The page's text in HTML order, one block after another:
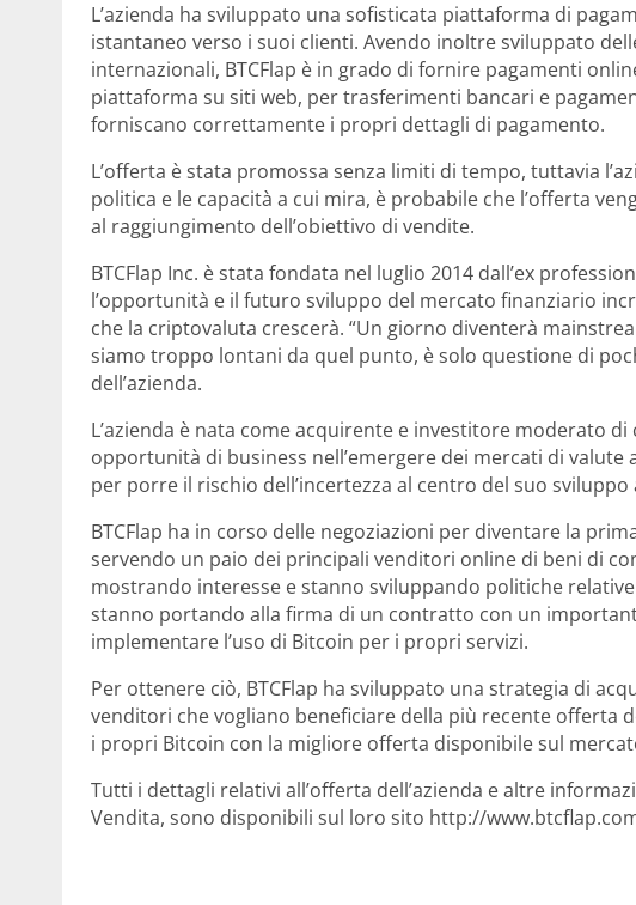
L’azienda ha sviluppato una sofisticata piattaforma di
istantaneo verso i suoi clienti. Avendo inoltre sviluppato
internazionali, BTCFlap è in grado di fornire pagamenti
piattaforma su siti web, per trasferimenti bancari e
forniscano correttamente i propri dettagli di pagamento.
L’offerta è stata promossa senza limiti di tempo, tuttavia
politica e le capacità a cui mira, è probabile che l’offerta
al raggiungimento dell’obiettivo di vendite.
BTCFlap Inc. è stata fondata nel luglio 2014 dall’ex
l’opportunità e il futuro sviluppo del mercato finanziario
che la criptovaluta crescerà. “Un giorno diventerà
siamo troppo lontani da quel punto, è solo questione di
dell’azienda.
L’azienda è nata come acquirente e investitore moderato
opportunità di business nell’emergere dei mercati di valute
per porre il rischio dell’incertezza al centro del suo sviluppo
BTCFlap ha in corso delle negoziazioni per diventare la
servendo un paio dei principali venditori online di beni di
mostrando interesse e stanno sviluppando politiche
stanno portando alla firma di un contratto con un
implementare l’uso di Bitcoin per i propri servizi.
Per ottenere ciò, BTCFlap ha sviluppato una strategia di
venditori che vogliano beneficiare della più recente offerta
i propri Bitcoin con la migliore offerta disponibile sul
Tutti i dettagli relativi all’offerta dell’azienda e altre
Vendita, sono disponibili sul loro sito http://